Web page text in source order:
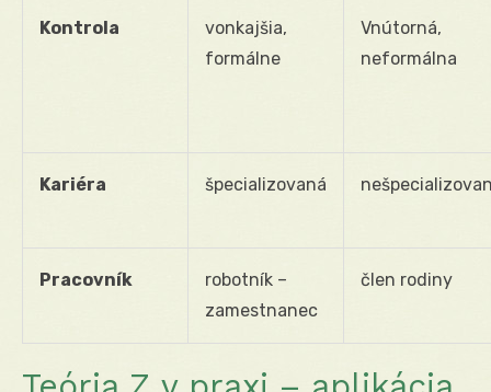
Kontrola
vonkajšia,
formálne
Vnútorná,
neformálna
Kariéra špecializovaná
Pracovník
robotník –
zamestnanec
člen rodiny